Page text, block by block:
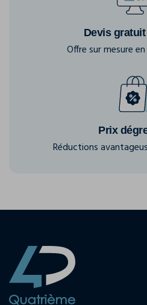
Devis
Offre sur mesure
Prix
Réductions